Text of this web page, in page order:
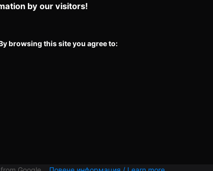
by our visitors!
browsing this site you agree to: